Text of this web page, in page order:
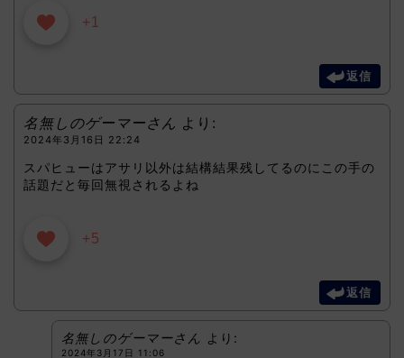
+1
返信
名無しのゲーマーさん より:
2024年3月16日 22:24
スパヒューはアサリ以外は結構結果残してるのにこの手の
話題だと毎回無視されるよね
+5
返信
名無しのゲーマーさん より:
2024年3月17日 11:06